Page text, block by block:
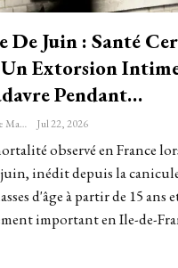
De Juin : Santé
Extorsion
Pendant…
Sébastien-Étienne Marechal Jul 22, 2026
observé en France
inédit depuis la
d'âge à partir de 15 ans
important en Ile-de-